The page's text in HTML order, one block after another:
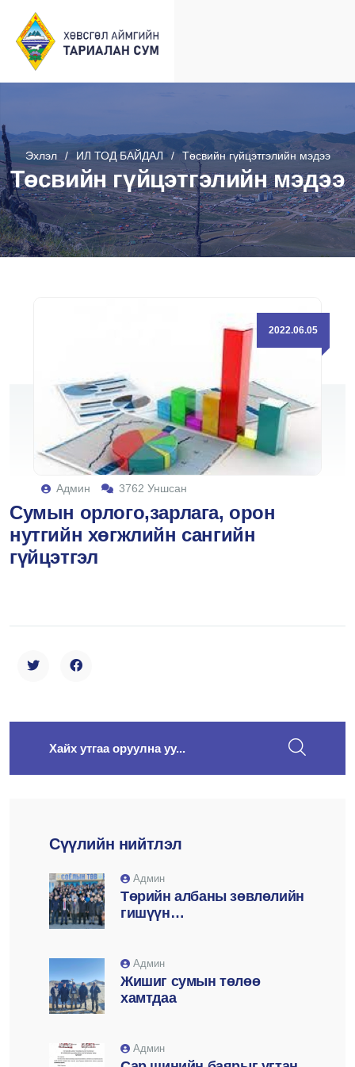
Эхлэл ИЛ ТОД БАЙДАЛ Төсвийн гүйцэтгэлийн мэдээ
Төсвийн гүйцэтгэлийн мэдээ
2022.06.05
Админ 3762 Уншсан
Сумын орлого,зарлага, орон
нутгийн хөгжлийн сангийн
гүйцэтгэл
Сүүлийн нийтлэл
Админ
Төрийн албаны зөвлөлийн
гишүүн
суманд ажиллаа
Админ
Жишиг сумын төлөө
хамтдаа
Админ